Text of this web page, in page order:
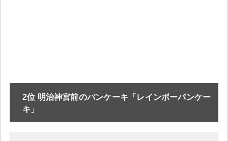
2位 明治神宮前のパンケーキ「レインボーパンケー
キ」